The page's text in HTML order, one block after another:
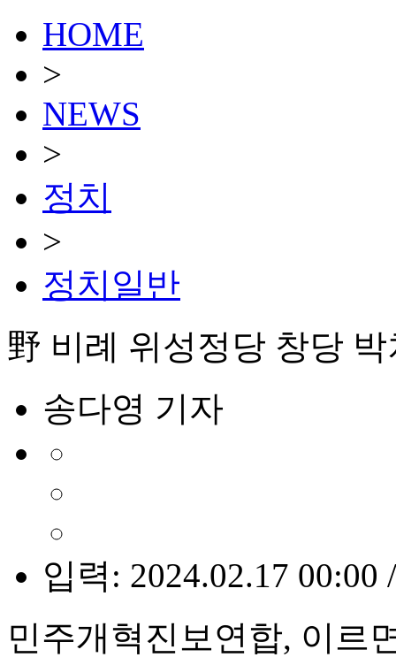
HOME
>
NEWS
>
정치
>
정치일반
野 비례 위성정당 창당
송다영 기자
입력: 2024.02.17 00:00
민주개혁진보연합, 이르